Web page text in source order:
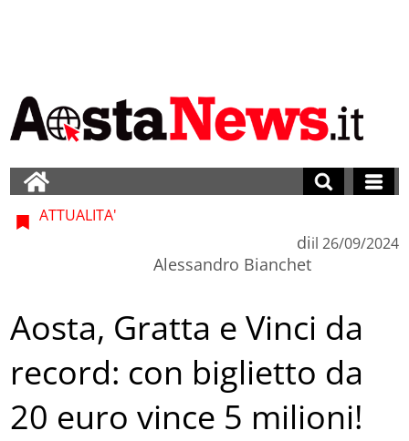
ATTUALITA'
di
Alessandro Bianchet
il 26/09/2024
Aosta, Gratta e Vinci da
record: con biglietto da
20 euro vince 5 milioni!